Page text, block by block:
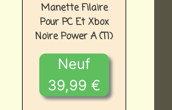
Manette Filaire
Pour PC Et Xbox
Noire Power A (TI)
Neuf
39,99 €